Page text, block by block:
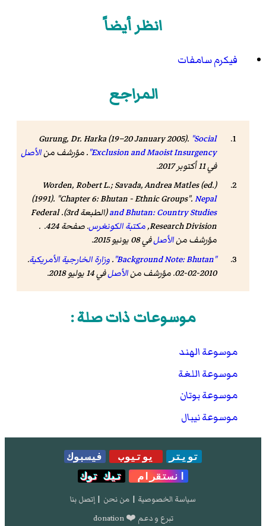
انظر أيضاً
فيكرم سامفات
المراجع
Gurung, Dr. Harka (19–20 January 2005). "Social
Exclusion and Maoist Insurgency" . مؤرشف منالأصل
في 11 أكتوبر 2017
.
Worden, Robert L.; Savada, Andrea Matles (ed.)
(1991). "Chapter 6: Bhutan - Ethnic Groups".Nepal
and Bhutan: Country Studies
(الطبعة 3rd). Federal
Research Division, مكتبة الكونغرس
. صفحة 424. .
مؤرشف منالأصلفي 08 يونيو 2015
.
"Background Note: Bhutan"
.وزارة الخارجية الأمريكية.
2010-02-02. مؤرشف من
الأصلفي 14 يوليو 2018 .
موسوعات ذات صلة :
موسوعة الهند
موسوعة اللغة
موسوعة بوتان
موسوعة نيبال
تويتر يوتيوب
فيسبوك
انستقرام
تيك توك
سياسة الخصوصية | من نحن | إتصل بنا
تبرع و دعم ❤️ donation